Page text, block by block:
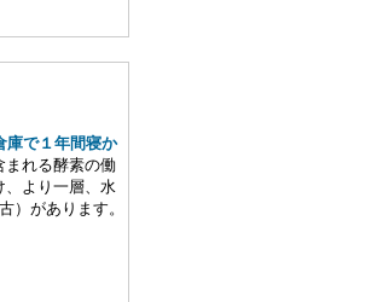
庫で１年間寝か
まれる酵素の働
より一層、水
）があります。